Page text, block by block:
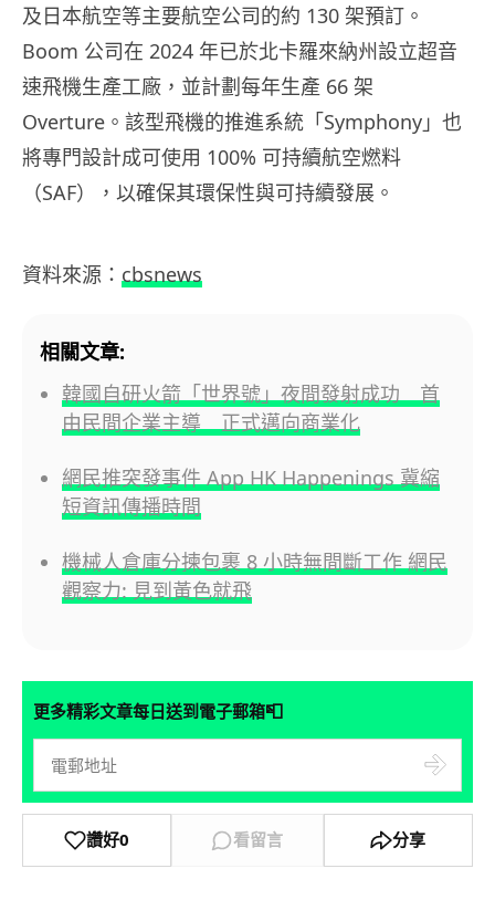
及日本航空等主要航空公司的約 130 架預訂。
Boom 公司在 2024 年已於北卡羅來納州設立超音
速飛機生產工廠，並計劃每年生產 66 架
Overture。該型飛機的推進系統「Symphony」也
將專門設計成可使用 100% 可持續航空燃料
（SAF），以確保其環保性與可持續發展。
資料來源： cbsnews
相關文章:
韓國自研火箭「世界號」夜間發射成功 首
由民間企業主導 正式邁向商業化
網民推突發事件 App HK Happenings 冀縮
短資訊傳播時間
機械人倉庫分揀包裹 8 小時無間斷工作 網民
觀察力: 見到黃色就飛
更多精彩文章每日送到電子郵箱📮
讚好0 看留言 分享